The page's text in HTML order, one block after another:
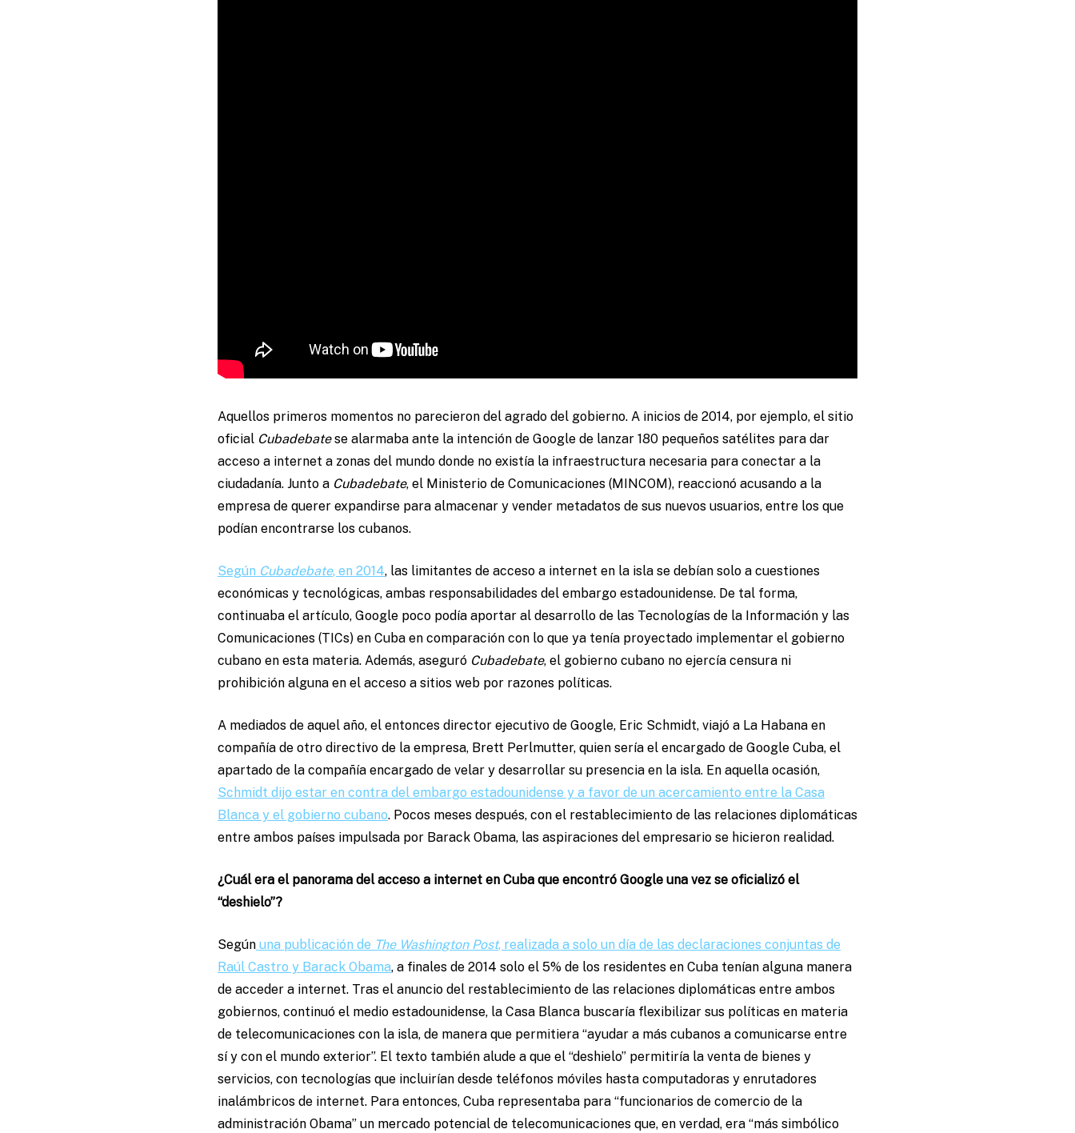
Aquellos primeros momentos no parecieron del agrado del gobierno. A inicios de 2014, por ejemplo, el sitio
oficial Cubadebatese alarmaba ante la intención de Google de lanzar 180 pequeños satélites para dar
acceso a internet a zonas del mundo donde no existía la infraestructura necesaria para conectar a la
ciudadanía. Junto a Cubadebate, el Ministerio de Comunicaciones (MINCOM), reaccionó acusando a la
empresa de querer expandirse para almacenar y vender metadatos de sus nuevos usuarios, entre los que
podían encontrarse los cubanos.
Según Cubadebate, en 2014, las limitantes de acceso a internet en la isla se debían solo a cuestiones
económicas y tecnológicas, ambas responsabilidades del embargo estadounidense. De tal forma,
continuaba el artículo, Google poco podía aportar al desarrollo de las Tecnologías de la Información y las
Comunicaciones (TICs) en Cuba en comparación con lo que ya tenía proyectado implementar el gobierno
cubano en esta materia. Además, aseguró Cubadebate, el gobierno cubano no ejercía censura ni
prohibición alguna en el acceso a sitios web por razones políticas.
A mediados de aquel año, el entonces director ejecutivo de Google, Eric Schmidt, viajó a La Habana en
compañía de otro directivo de la empresa, Brett Perlmutter, quien sería el encargado de Google Cuba, el
apartado de la compañía encargado de velar y desarrollar su presencia en la isla. En aquella ocasión,
Schmidt dijo estar en contra del embargo estadounidense y a favor de un acercamiento entre la Casa
Blanca y el gobierno cubano. Pocos meses después, con el restablecimiento de las relaciones diplomáticas
entre ambos países impulsada por Barack Obama, las aspiraciones del empresario se hicieron realidad.
¿Cuál era el panorama del acceso a internet en Cuba que encontró Google una vez se oficializó el
“deshielo”?
Segúnuna publicación de The Washington Post, realizada a solo un día de las declaraciones conjuntas de
Raúl Castro y Barack Obama, a finales de 2014 solo el 5% de los residentes en Cuba tenían alguna manera
de acceder a internet. Tras el anuncio del restablecimiento de las relaciones diplomáticas entre ambos
gobiernos, continuó el medio estadounidense, la Casa Blanca buscaría flexibilizar sus políticas en materia
de telecomunicaciones con la isla, de manera que permitiera “ayudar a más cubanos a comunicarse entre
sí y con el mundo exterior”. El texto también alude a que el “deshielo” permitiría la venta de bienes y
servicios, con tecnologías que incluirían desde teléfonos móviles hasta computadoras y enrutadores
inalámbricos de internet. Para entonces, Cuba representaba para “funcionarios de comercio de la
administración Obama” un mercado potencial de telecomunicaciones que, en verdad, era “más simbólico